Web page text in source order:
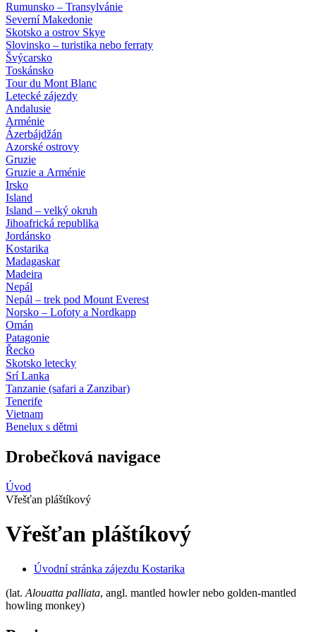
Rumunsko – Transylvánie
Severní Makedonie
Skotsko a ostrov Skye
Slovinsko – turistika nebo ferraty
Švýcarsko
Toskánsko
Tour du Mont Blanc
Letecké zájezdy
Andalusie
Arménie
Ázerbájdžán
Azorské ostrovy
Gruzie
Gruzie a Arménie
Irsko
Island
Island – velký okruh
Jihoafrická republika
Jordánsko
Kostarika
Madagaskar
Madeira
Nepál
Nepál – trek pod Mount Everest
Norsko – Lofoty a Nordkapp
Omán
Patagonie
Řecko
Skotsko letecky
Srí Lanka
Tanzanie (safari a Zanzibar)
Tenerife
Vietnam
Benelux s dětmi
Drobečková navigace
Úvod
Vřešťan pláštíkový
Vřešťan pláštíkový
Úvodní stránka zájezdu Kostarika
(lat. Alouatta palliata, angl. mantled howler nebo golden-mantled
howling monkey)